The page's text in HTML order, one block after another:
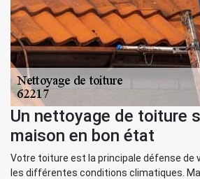
Un nettoyage de toiture
maison en bon état
Votre toiture est la principale défense de
les différentes conditions climatiques.